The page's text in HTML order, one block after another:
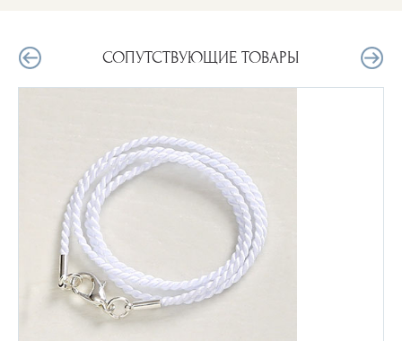
СОПУТСТВУЮЩИЕ ТОВАРЫ